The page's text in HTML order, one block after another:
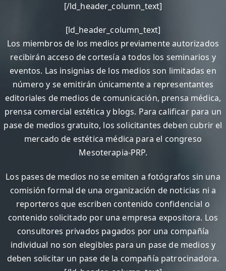
[/ld_header_column_text]
[ld_header_column_text]
Los miembros de los medios previamente autorizados
recibirán acceso de cortesía a todos los seminarios y
eventos. Las insignias de los medios son limitadas en
número y se emitirán únicamente a representantes
editoriales de medios de comunicación, prensa médica,
prensa comercial estética y blogs. Para calificar para un
pase de medios gratuito, los solicitantes deben cubrir el
mercado de estética médica para el congreso
Mesoterapia-PRP.
Los pases de medios no se emiten a fotógrafos sin una
comisión formal de una organización de noticias ni a
reporteros que escriben contenido confidencial o
contenido solicitado por una empresa expositora. Los
consultores privados pagados por una compañía
individual no son elegibles para un pase de medios y
deben solicitar un pase de la compañía patrocinadora.